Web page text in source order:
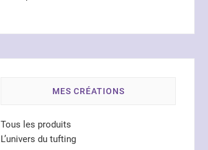
MES CRÉATIONS
Tous les produits
L’univers du tufting